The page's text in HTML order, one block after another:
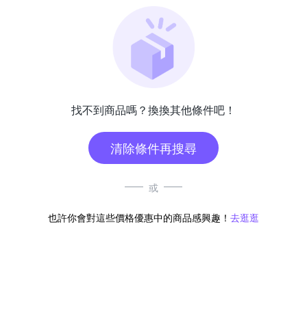
找不到商品嗎？換換其他條件吧！
清除條件再搜尋
或
也許你會對這些價格優惠中的商品感興趣！ 去逛逛